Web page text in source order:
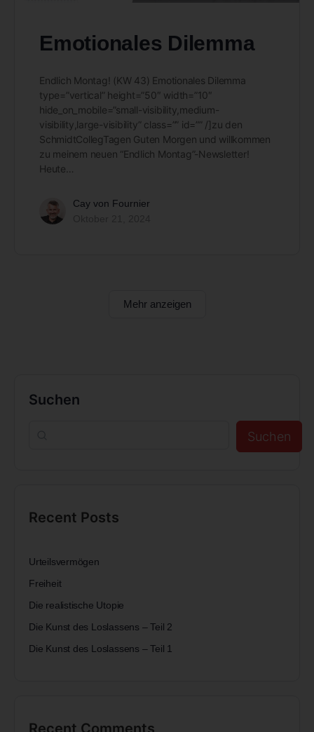
Emotionales Dilemma
Endlich Montag! (KW 43) Emotionales Dilemma
type=”vertical” height=”50″ width=”10″
hide_on_mobile=”small-visibility,medium-
visibility,large-visibility” class=”” id=”” /]zu den
SchmidtCollegTagen Guten Morgen und willkommen
zu meinem neuen “Endlich Montag”-Newsletter!
Heute…
Cay von Fournier
Mehr anzeigen
Suchen
Suchen
Recent Posts
Urteilsvermögen
Freiheit
Die realistische Utopie
Die Kunst des Loslassens – Teil 2
Die Kunst des Loslassens – Teil 1